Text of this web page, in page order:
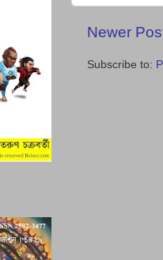
Newer
Subscribe to: